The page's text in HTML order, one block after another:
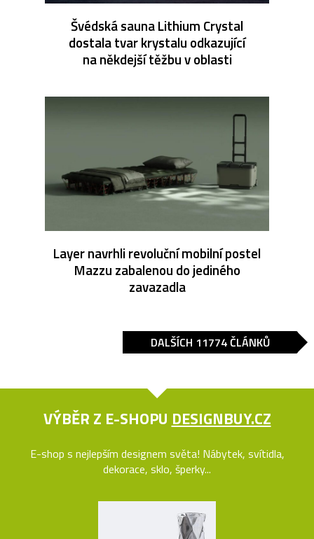
Švédská sauna Lithium Crystal
dostala tvar krystalu odkazující
na někdejší těžbu v oblasti
Layer navrhli revoluční mobilní postel
Mazzu zabalenou do jediného
zavazadla
DALŠÍCH 11774 ČLÁNKŮ
VÝBĚR Z E-SHOPU DESIGNBUY.CZ
E-shop s nejlepším designem světa! Nábytek, svítidla,
dekorace, sklo, šperky...